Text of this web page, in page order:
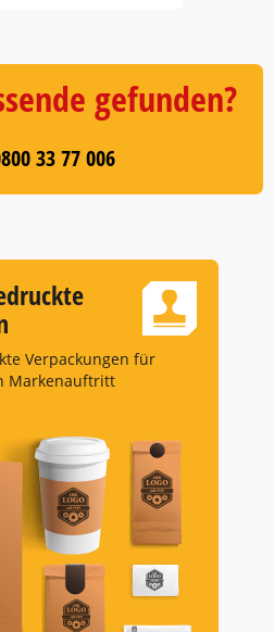
gefunden?
33 77 006
Verpackungen für
Markenauftritt